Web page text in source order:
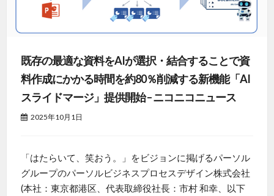
既存の最適な資料をAIが選択・結合することで資
料作成にかかる時間を約80％削減する新機能「AI
スライドマージ」提供開始 – ニコニコニュース
2025年10月1日
「はたらいて、笑おう。」をビジョンに掲げるパーソル
グループのパーソルビジネスプロセスデザイン株式会社
(本社：東京都港区、代表取締役社長：市村 和幸、以下